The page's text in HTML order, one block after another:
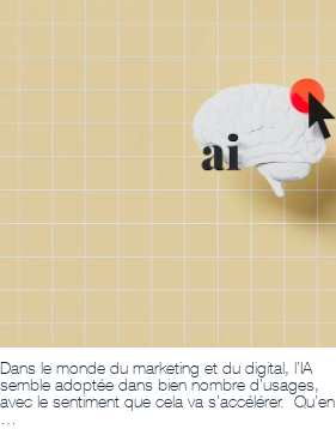
Dans le monde du marketing et du digital, l’IA
semble adoptée dans bien nombre d’usages,
avec le sentiment que cela va s’accélérer. Qu’en